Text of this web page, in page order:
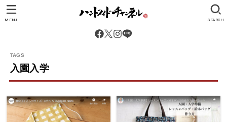
SEARCH
MENU
入園入学